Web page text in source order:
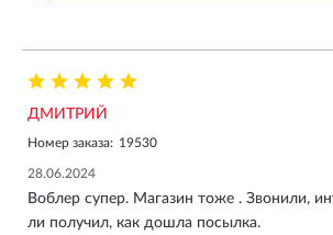
ДМИТРИЙ
Номер заказа: 19530
28.06.2024
Воблер супер. Магазин тоже . Звонили,
ли получил, как дошла посылка.